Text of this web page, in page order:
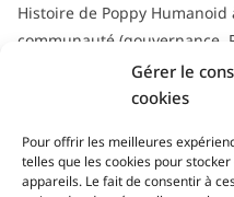
Gérer le
cookies
Pour offrir les meilleures
telles que les cookies pour
appareils. Le fait de consentir à
Histoire de Poppy
communauté (gouvernance,
Gestion de communauté :